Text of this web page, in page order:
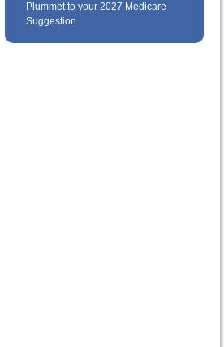
Plummet to your 2027 Medicare
Suggestion